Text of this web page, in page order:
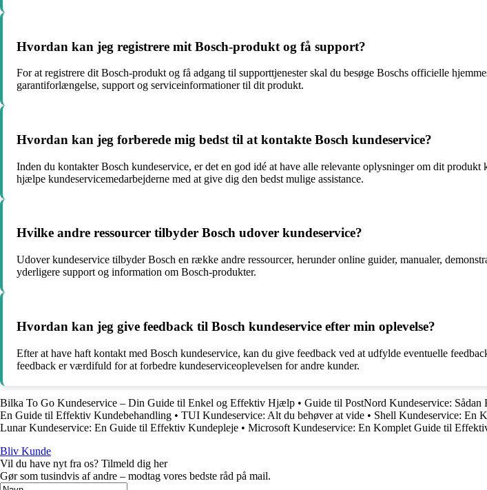
Hvordan kan jeg registrere mit Bosch-produkt og få support?
For at registrere dit Bosch-produkt og få adgang til supporttjenester skal du besøge Boschs officielle
garantiforlængelse, support og serviceinformationer til dit produkt.
Hvordan kan jeg forberede mig bedst til at kontakte Bosch kundeservice?
Inden du kontakter Bosch kundeservice, er det en god idé at have alle relevante oplysninger om dit
hjælpe kundeservicemedarbejderne med at give dig den bedst mulige assistance.
Hvilke andre ressourcer tilbyder Bosch udover kundeservice?
Udover kundeservice tilbyder Bosch en række andre ressourcer, herunder online guider, manualer,
yderligere support og information om Bosch-produkter.
Hvordan kan jeg give feedback til Bosch kundeservice efter min oplevelse?
Efter at have haft kontakt med Bosch kundeservice, kan du give feedback ved at udfylde eventuelle
feedback er værdifuld for at forbedre kundeserviceoplevelsen for andre kunder.
Bilka To Go Kundeservice – Din Guide til Enkel og Effektiv Hjælp • Guide til PostNord Kundeservice:
En Guide til Effektiv Kundebehandling • TUI Kundeservice: Alt du behøver at vide • Shell Kundeservice: En
Lunar Kundeservice: En Guide til Effektiv Kundepleje • Microsoft Kundeservice: En Komplet Guide til
Bliv Kunde
Vil du have nyt fra os? Tilmeld dig her
Gør som tusindvis af andre – modtag vores bedste råd på mail.